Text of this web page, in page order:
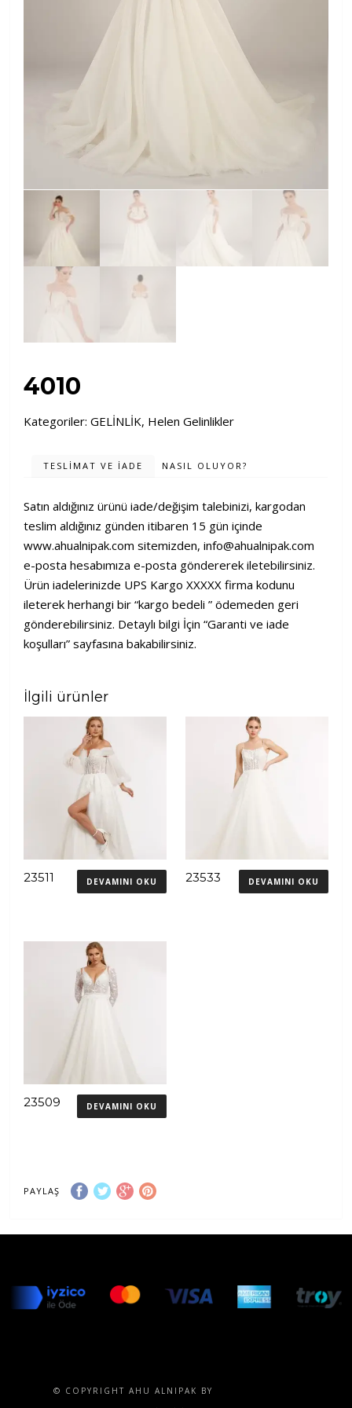
4010
Kategoriler:GELİNLİK, Helen Gelinlikler
TESLIMAT VE İADE NASIL OLUYOR?
Satın aldığınız ürünü iade/değişim talebinizi, kargodan
teslim aldığınız günden itibaren 15 gün içinde
www.ahualnipak.com sitemizden,info@ahualnipak.com
e-posta hesabımıza e-posta göndererek iletebilirsiniz.
Ürün iadelerinizde UPS Kargo XXXXX firma kodunu
ileterek herhangi bir “kargo bedeli ” ödemeden geri
gönderebilirsiniz. Detaylı bilgi İçin “Garanti ve iade
koşulları” sayfasına bakabilirsiniz.
İlgili ürünler
23511 DEVAMINI OKU 23533 DEVAMINI OKU
23509 DEVAMINI OKU
PAYLAŞ
© COPYRIGHT AHU ALNIPAK BY